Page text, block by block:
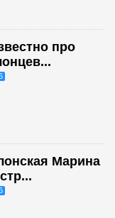
про
Марина